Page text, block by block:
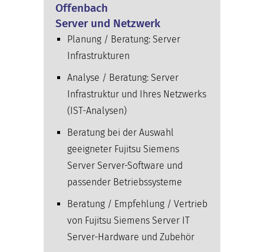
Offenbach
Server und Netzwerk
Planung / Beratung: Server
Infrastrukturen
Analyse / Beratung: Server
Infrastruktur und Ihres Netzwerks
(IST-Analysen)
Beratung bei der Auswahl
geeigneter Fujitsu Siemens
Server Server-Software und
passender Betriebssysteme
Beratung / Empfehlung / Vertrieb
von Fujitsu Siemens Server IT
Server-Hardware und Zubehör